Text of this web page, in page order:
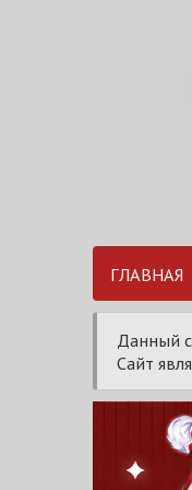
ГЛАВНАЯ
Данный
Сайт